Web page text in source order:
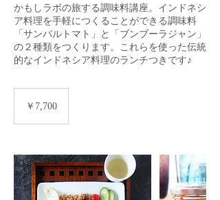
かもしラボの旅する調味料講座。インドネシ
ア料理を手軽につくることができる調味料
「サンバルトマト」と「ブンブーラジャン」
の２種類をつくります。これらを使った伝統
的なインドネシア料理のランチつきです♪
￥7,700